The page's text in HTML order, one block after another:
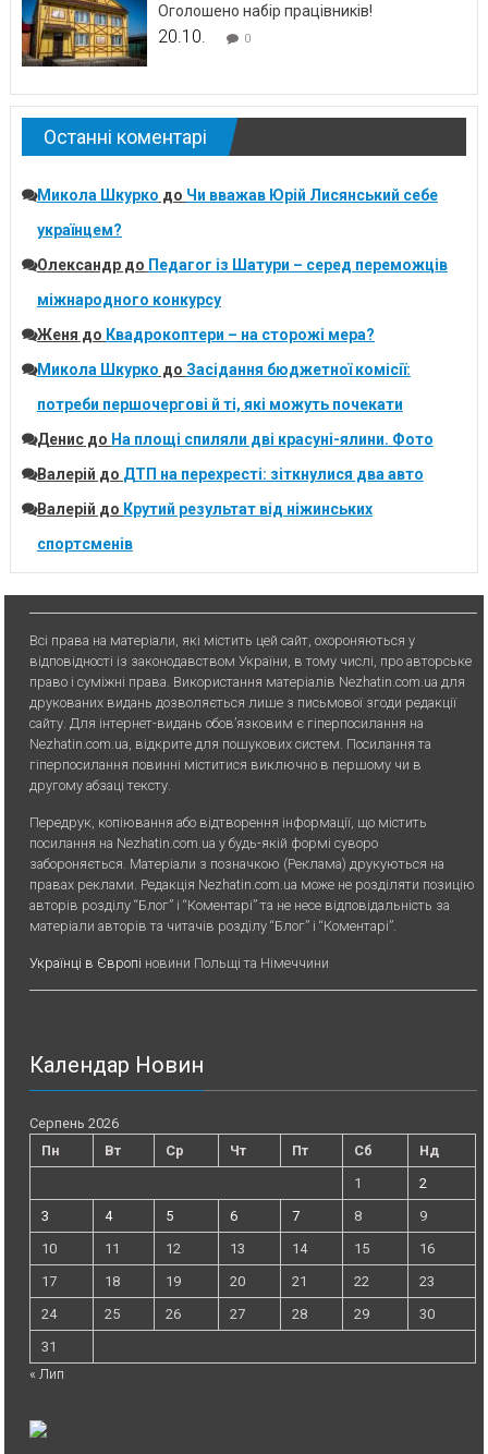
Оголошено набір працівників!
20.10. 0
Останні коментарі
Микола Шкурко до Чи вважав Юрій Лисянський себе
українцем?
Олександрдо Педагог із Шатури – серед переможців
міжнародного конкурсу
Женя до Квадрокоптери – на сторожі мера?
Микола Шкурко до Засідання бюджетної комісії:
потреби першочергові й ті, які можуть почекати
Денисдо На площі спиляли дві красуні-ялини. Фото
Валерій до ДТП на перехресті: зіткнулися два авто
Валерій до Крутий результат від ніжинських
спортсменів
Всі права на матеріали, які містить цей сайт, охороняються у
відповідності із законодавством України, в тому числі, про авторське
право і суміжні права. Використання матерiалiв Nezhatin.com.ua для
друкованих видань дозволяється лише з письмової згоди редакції
сайту. Для iнтернет-видань обов’язковим є гiперпосилання на
Nezhatin.com.ua, відкрите для пошукових систем. Посилання та
гіперпосилання повинні міститися виключно в першому чи в
другому абзаці тексту.
Передрук, копiювання або вiдтворення iнформацiї, що мiстить
посилання на Nezhatin.com.ua у будь-якiй формi суворо
забороняється. Матеріали з позначкою (Реклама) друкуються на
правах реклами. Редакція Nezhatin.com.ua може не розділяти позицію
авторів розділу “Блог” і “Коментарі” та не несе відповідальність за
матеріали авторів та читачів розділу “Блог” і “Коментарі”.
Українці в Європі новини Польщі та Німеччини
Календар Новин
Серпень 2026
Пн
Вт Ср Чт Пт Сб
Нд
1
2
3
4 5 6 7 8
9
10
11 12 13 14 15
16
17
18 19 20 21 22
23
24
25 26 27 28 29
30
31
« Лип